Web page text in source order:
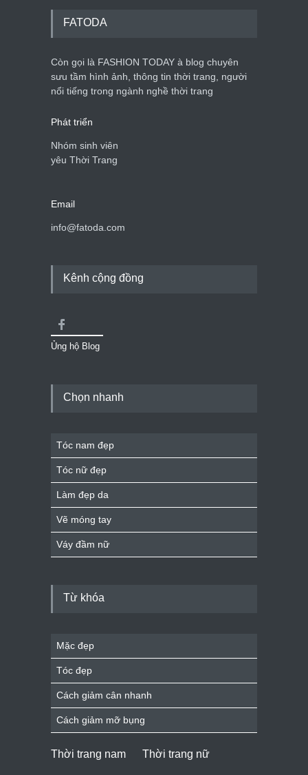
FATODA
Còn gọi là FASHION TODAY à blog chuyên
sưu tầm hình ảnh, thông tin thời trang, người
nổi tiếng trong ngành nghề thời trang
Phát triển
Nhóm sinh viên
yêu Thời Trang
Email
info@fatoda.com
Kênh cộng đồng
Ủng hộ Blog
Chọn nhanh
Tóc nam đẹp
Tóc nữ đẹp
Làm đẹp da
Vẽ móng tay
Váy đầm nữ
Từ khóa
Mặc đẹp
Tóc đẹp
Cách giảm cân nhanh
Cách giảm mỡ bụng
Thời trang nam Thời trang nữ